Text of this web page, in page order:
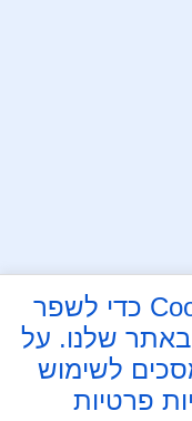
אנו משתמשים בקובצי Cookie כדי לשפר
שלנו. על
לשימוש
פרטיות